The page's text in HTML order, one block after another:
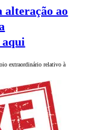
alteração ao
aqui
extraordinário relativo à